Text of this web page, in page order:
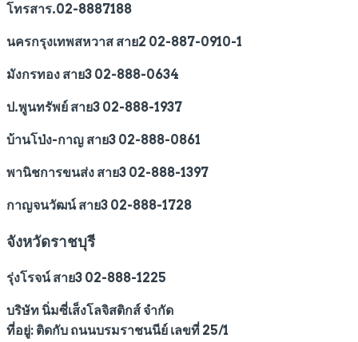
โทรสาร.02-8887188
นครกรุงเทพสหวาส สาย2 02-887-0910-1
มังกรทอง สาย3 02-888-0634
ป.พูนทรัพย์ สาย3 02-888-1937
บ้านโป่ง-กาญ สาย3 02-888-0861
พานิชการขนส่ง สาย3 02-888-1397
กาญจนวัฒน์ สาย3 02-888-1728
จังหวัดราชบุรี
รุ่งโรจน์ สาย3 02-888-1225
บริษัท นิ่มซี่เส็งโลจิสติกส์ จำกัด
ที่อยู่: ติดกับ ถนนบรมราชนนีย์ เลขที่ 25/1